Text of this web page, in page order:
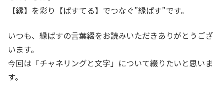
【縁】を彩り【ぱすてる】でつなぐ”縁ぱす”です。
いつも、縁ぱすの言葉綴をお読みいただきありがとうござ
います。
今回は「チャネリングと文字」について綴りたいと思いま
す。